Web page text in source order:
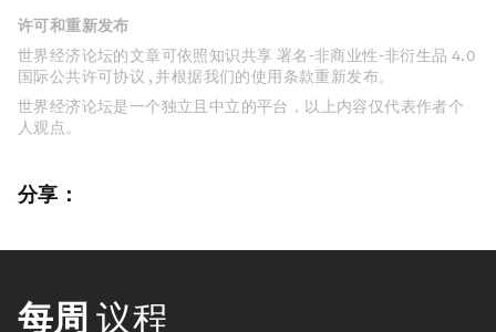
许可和重新发布
世界经济论坛的文章可依照知识共享 署名-非商业性-非衍生品 4.0
国际公共许可协议 , 并根据我们的使用条款重新发布。
世界经济论坛是一个独立且中立的平台，以上内容仅代表作者个
人观点。
分享：
每周 议程